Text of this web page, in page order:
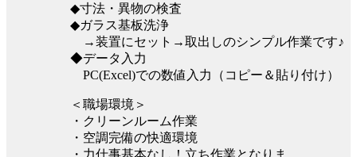
◆寸法・異物の検査
◆ガラス基板洗浄
→装置にセット→取出しのシンプル作業です♪
◆データ入力
PC(Excel)での数値入力（コピー＆貼り付け）
＜職場環境＞
・クリーンルーム作業
・空調完備の快適環境
・力仕事基本なし！立ち作業となりま